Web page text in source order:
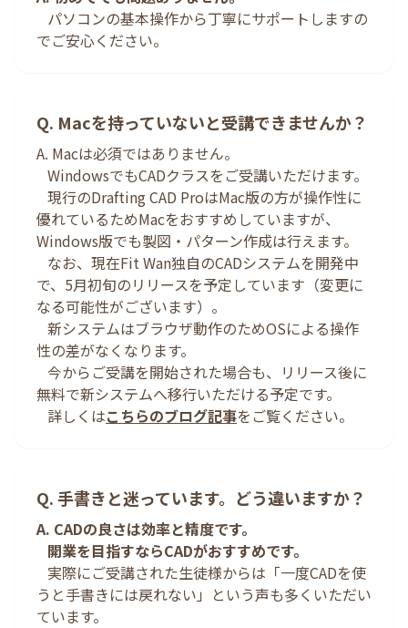
パソコンの基本操作から丁寧にサポートしますの
でご安心ください。
Q. Macを持っていないと受講できませんか？
A. Macは必須ではありません。
WindowsでもCADクラスをご受講いただけます。
現行のDrafting CAD ProはMac版の方が操作性に
優れているためMacをおすすめしていますが、
Windows版でも製図・パターン作成は行えます。
なお、現在Fit Wan独自のCADシステムを開発中
で、5月初旬のリリースを予定しています（変更に
なる可能性がございます）。
新システムはブラウザ動作のためOSによる操作
性の差がなくなります。
今からご受講を開始された場合も、リリース後に
無料で新システムへ移行いただける予定です。
詳しくはこちらのブログ記事をご覧ください。
Q. 手書きと迷っています。どう違いますか？
A. CADの良さは効率と精度です。
開業を目指すならCADがおすすめです。
実際にご受講された生徒様からは「一度CADを使
うと手書きには戻れない」という声も多くいただい
ています。